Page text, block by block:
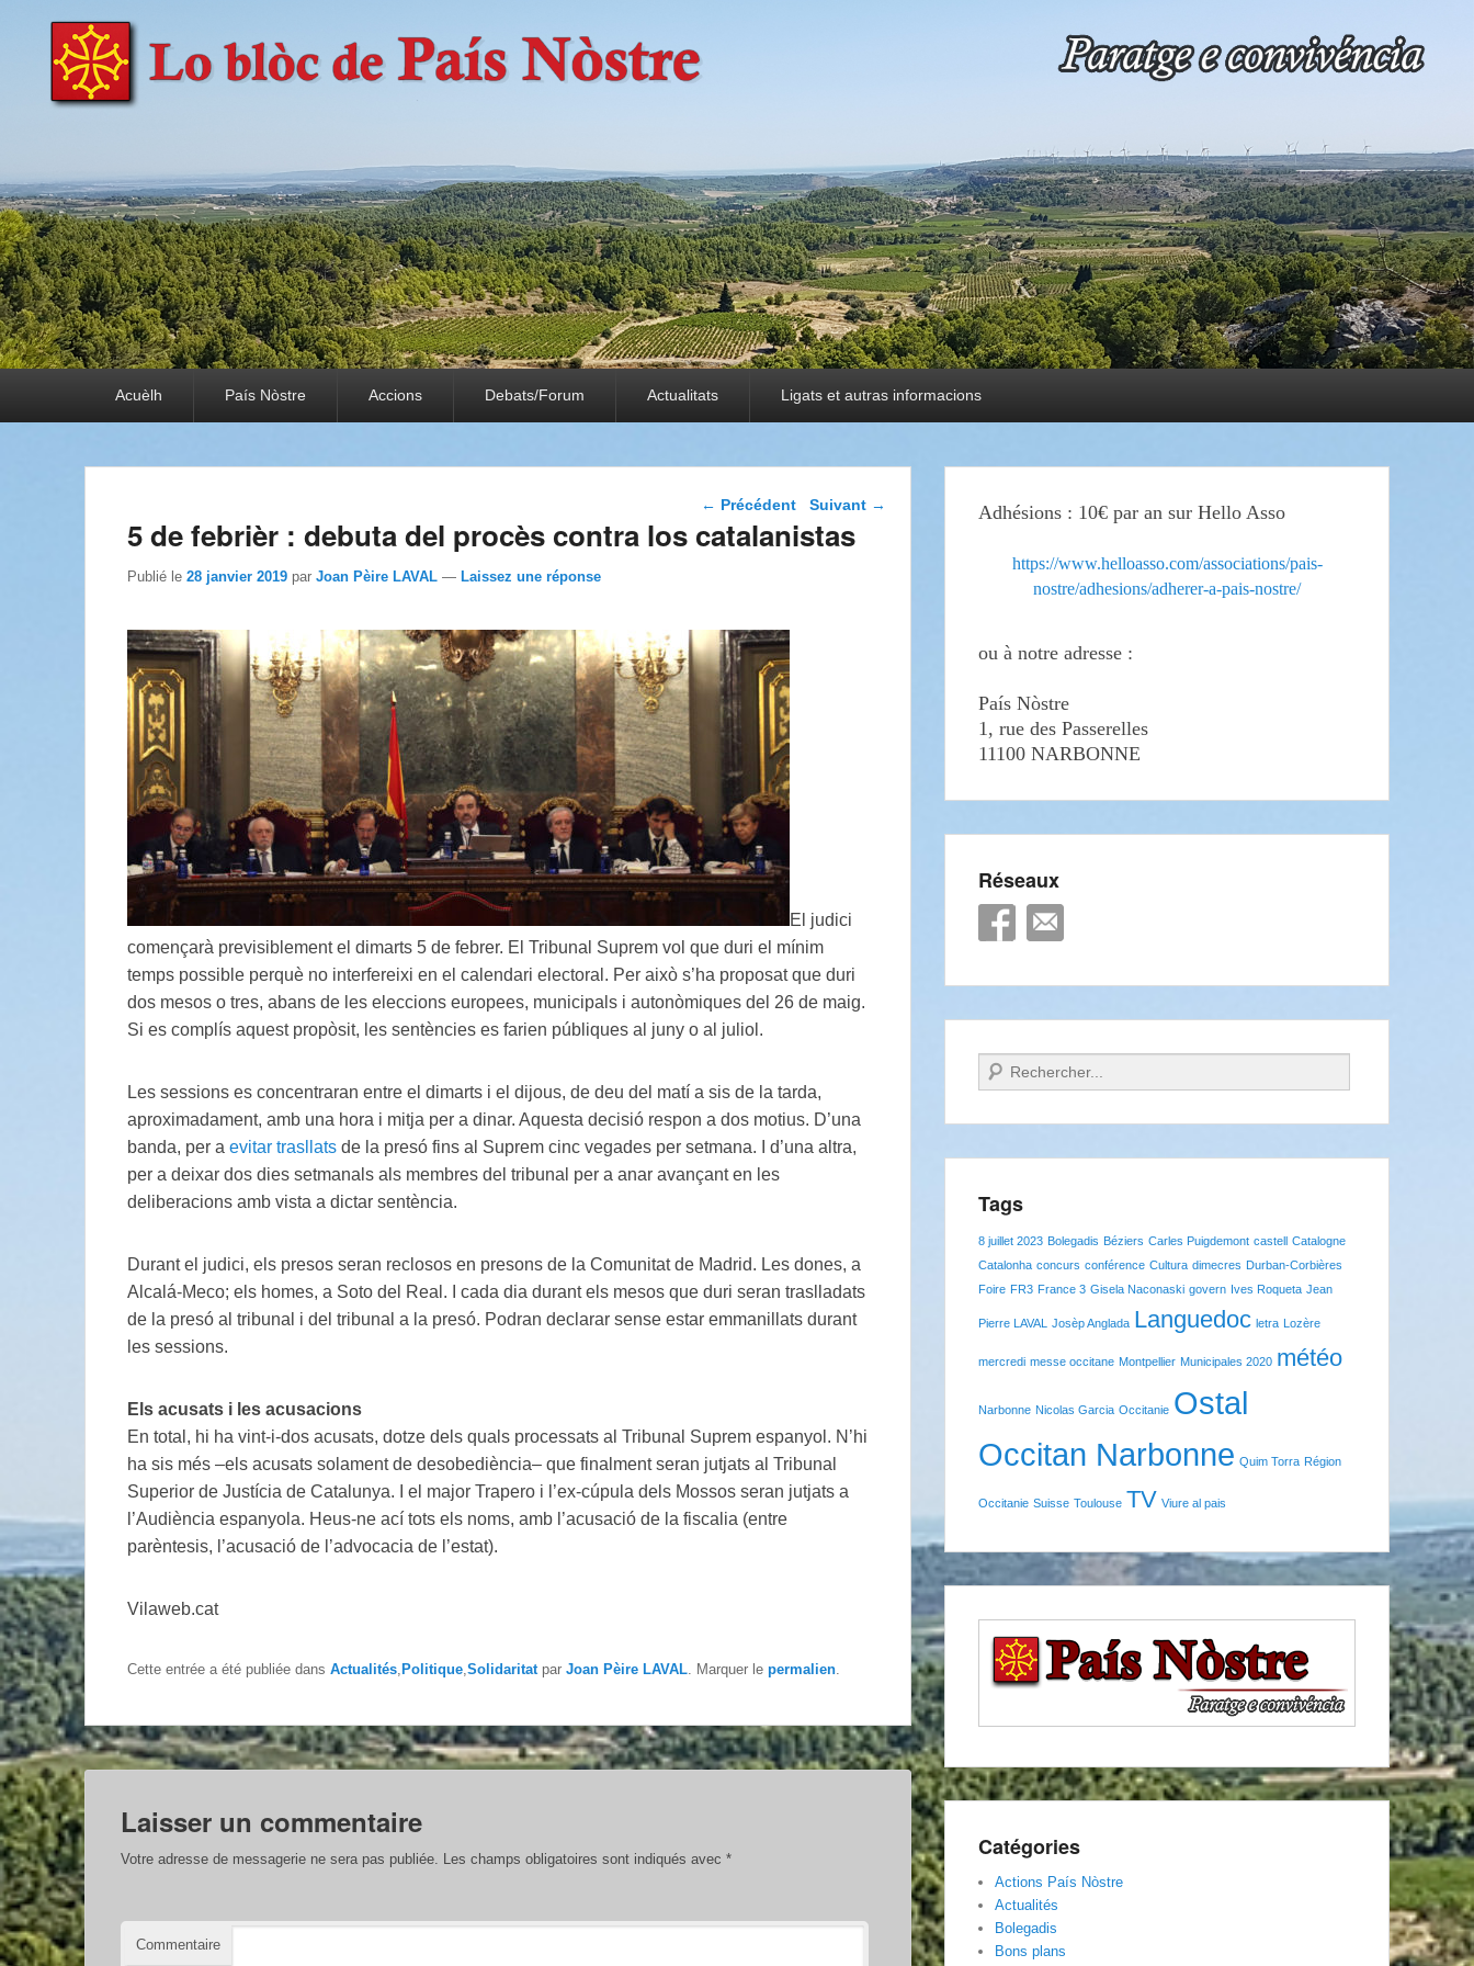
País Nòstre
Paratge e Convivència
Acuèlh País Nòstre Accions Debats/Forum Actualitats Ligats et autras informacions
Navigation dans les
← Précédent Suivant →
5 de febrièr : debuta del procès contra los catalanistas
Publié le 28 janvier 2019 par Joan Pèire LAVAL — Laissez une réponse
El judici
començarà previsiblement el dimarts 5 de febrer. El Tribunal Suprem vol que duri el mínim
temps possible perquè no interfereixi en el calendari electoral. Per això s’ha proposat que duri
dos mesos o tres, abans de les eleccions europees, municipals i autonòmiques del 26 de maig.
Si es complís aquest propòsit, les sentències es farien públiques al juny o al juliol.
Les sessions es concentraran entre el dimarts i el dijous, de deu del matí a sis de la tarda,
aproximadament, amb una hora i mitja per a dinar. Aquesta decisió respon a dos motius. D’una
banda, per a evitar trasllats de la presó fins al Suprem cinc vegades per setmana. I d’una altra,
per a deixar dos dies setmanals als membres del tribunal per a anar avançant en les
deliberacions amb vista a dictar sentència.
Durant el judici, els presos seran reclosos en presons de la Comunitat de Madrid. Les dones, a
Alcalá-Meco; els homes, a Soto del Real. I cada dia durant els mesos que duri seran traslladats
de la presó al tribunal i del tribunal a la presó. Podran declarar sense estar emmanillats durant
les sessions.
Els acusats i les acusacions
En total, hi ha vint-i-dos acusats, dotze dels quals processats al Tribunal Suprem espanyol. N’hi
ha sis més –els acusats solament de desobediència– que finalment seran jutjats al Tribunal
Superior de Justícia de Catalunya. I el major Trapero i l’ex-cúpula dels Mossos seran jutjats a
l’Audiència espanyola. Heus-ne ací tots els noms, amb l’acusació de la fiscalia (entre
parèntesis, l’acusació de l’advocacia de l’estat).
Vilaweb.cat
Cette entrée a été publiée dans Actualités Politique Solidaritat par Joan Pèire LAVAL . Marquer le permalien
Laisser un commentaire
Votre adresse de messagerie ne sera pas publiée. Les champs obligatoires sont indiqués avec *
Commentaire
Adhésions : 10€ par an sur Hello Asso
https://www.helloasso.com/associations/pais-
nostre/adhesions/adherer-a-pais-nostre/
ou à notre adresse :
País Nòstre
1, rue des Passerelles
11100 NARBONNE
Réseaux
Recherche
Tags
8 juillet 2023 Bolegadis Béziers Carles Puigdemont castell Catalogne
Catalonha concurs conférence Cultura dimecres Durban-Corbières
Foire FR3 France 3 Gisela Naconaski govern Ives Roqueta Jean
Pierre LAVAL Josèp Anglada Languedoc letra Lozère
mercredi messe occitane Montpellier Municipales 2020 météo
Narbonne Nicolas Garcia Occitanie Ostal
Occitan Narbonne Quim Torra Région
Occitanie Suisse Toulouse TV Viure al pais
Catégories
Actions País Nòstre
Actualités
Bolegadis
Bons plans